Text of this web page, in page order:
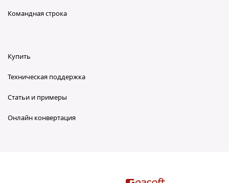
Командная строка
Купить
Техническая поддержка
Статьи и примеры
Онлайн конвертация